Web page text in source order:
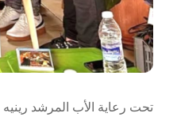
تحت رعاية الأب المرشد